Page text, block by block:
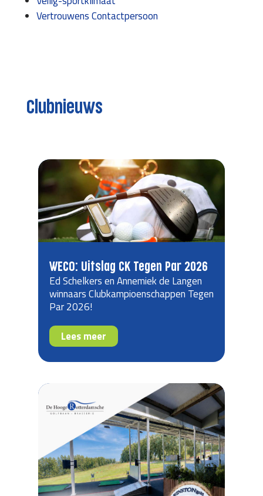
Vertrouwens Contactpersoon
Clubnieuws
WECO: Uitslag CK Tegen Par 2026
Ed Schelkers en Annemiek de Langen
winnaars Clubkampioenschappen Tegen
Par 2026!
Lees meer